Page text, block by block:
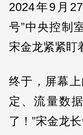
2024年9月
号”中央控制
宋金龙紧紧盯
终于，屏幕
定、流量数
了！”宋金龙长